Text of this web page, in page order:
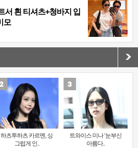
서 흰 티셔츠+청바지 입
모
하츠투하츠 카르멘, 싱
그럽게 인..
트와이스 미나 ‘눈부신
아름다..